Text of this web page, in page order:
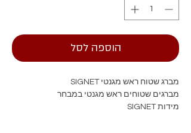
הוספה לסל
מברג שטוח ראש מגנטי SIGNET
מברגים שטוחים ראש מגנטי במבחר
מידות SIGNET